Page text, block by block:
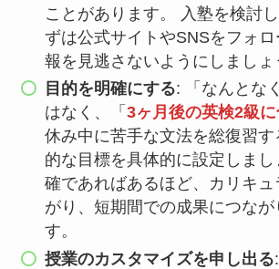
ことがあります。 入塾を検討
ずは公式サイトやSNSをフォ
報を見逃さないようにしましょ
目的を明確にする: 「なんとな
はなく、「3ヶ月後の英検2級
休み中に苦手な文法を総復習す
的な目標を具体的に設定しまし
確であればあるほど、カリキ
がり、短期間での成果につなが
す。
授業のカスタマイズを申し出る